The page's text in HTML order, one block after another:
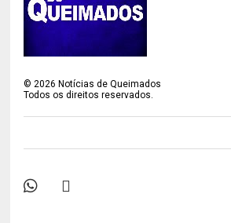
© 2026 Notícias de Queimados
Todos os direitos reservados.